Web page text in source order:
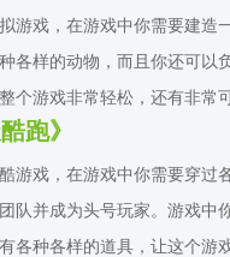
游戏，在游戏中你需要建造
各样的动物，而且你还可以
个游戏非常轻松，还有非常
跑》
游戏，在游戏中你需要穿过
队并成为头号玩家。游戏中
各种各样的道具，让这个游